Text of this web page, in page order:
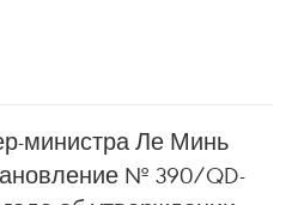
министра Ле Минь
№ 390/QD-